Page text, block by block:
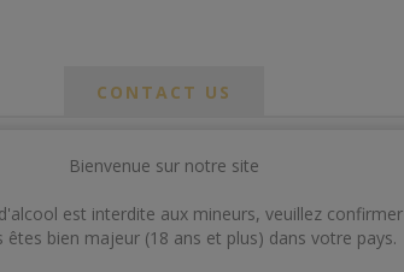
CONTACT US
Bienvenue sur notre site
est interdite aux mineurs, veuillez confirmer
êtes bien majeur (18 ans et plus) dans votre pays.